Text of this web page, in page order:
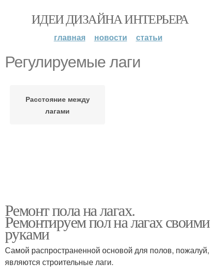
ИДЕИ ДИЗАЙНА ИНТЕРЬЕРА
главная новости статьи
Регулируемые лаги
Расстояние между
лагами
Ремонт пола на лагах.
Ремонтируем пол на лагах своими
руками
Самой распространенной основой для полов, пожалуй,
являются строительные лаги.